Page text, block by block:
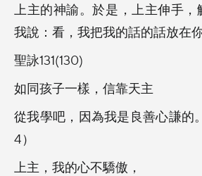
上主的神諭。於是，上主伸手
我說：看，我把我的話的話放在
聖詠131(130)
如同孩子一樣，信靠天主
從我學吧，因為我是良善心謙的
4）
上主，我的心不驕傲，